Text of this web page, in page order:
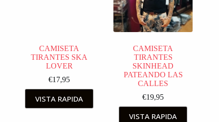
CAMISETA
TIRANTES SKA
LOVER
€17,95
VISTA RAPIDA
CAMISETA
TIRANTES
SKINHEAD
PATEANDO LAS
CALLES
€19,95
VISTA RAPIDA